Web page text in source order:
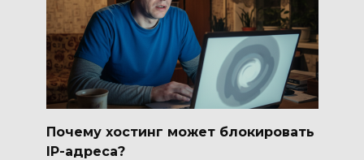
Почему хостинг может блокировать
IP-адреса?